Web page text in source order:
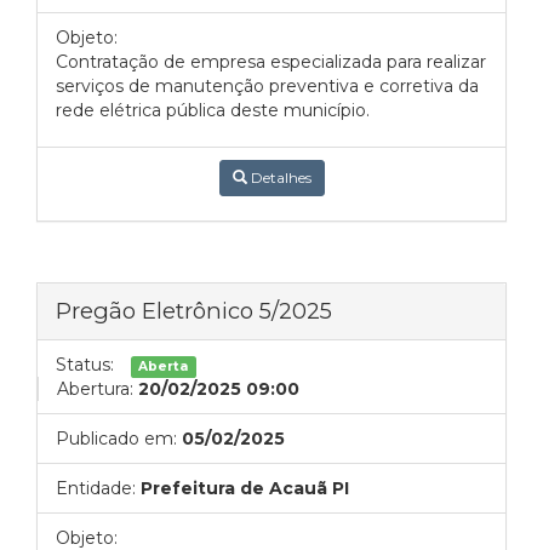
Objeto:
Contratação de empresa especializada para realizar
serviços de manutenção preventiva e corretiva da
rede elétrica pública deste município.
Detalhes
Pregão Eletrônico 5/2025
Status: Aberta
Abertura: 20/02/2025 09:00
Publicado em: 05/02/2025
Entidade: Prefeitura de Acauã PI
Objeto: